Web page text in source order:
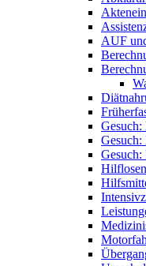
AUF
Gesuch: